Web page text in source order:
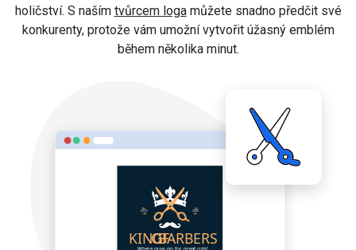
holičství. S naším tvůrcem logamůžete snadno předčit své
konkurenty, protože vám umožní vytvořit úžasný emblém
během několika minut.